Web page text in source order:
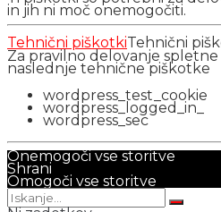
in jih ni moč onemogočiti.
Tehnični piškotkiTehnični
Za pravilno delovanje
naslednje tehnične piškotke
wordpress_test_cookie
wordpress_logged_in_
wordpress_sec
Onemogoči vse storitve
Shrani
Omogoči vse storitve